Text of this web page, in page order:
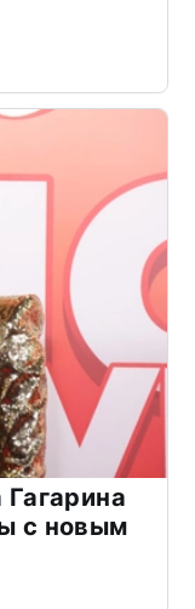
с новым